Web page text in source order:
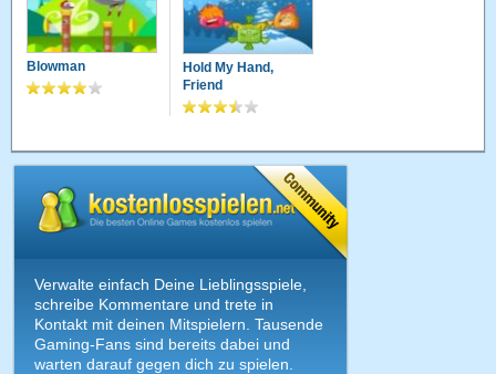
Blowman
Hold My Hand,
Friend
Verwalte einfach Deine Lieblingsspiele,
schreibe Kommentare und trete in
Kontakt mit deinen Mitspielern. Tausende
Gaming-Fans sind bereits dabei und
warten darauf gegen dich zu spielen.